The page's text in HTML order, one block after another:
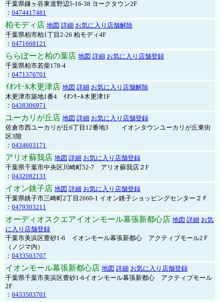
千葉県鎌ヶ谷東道野辺5-16-38 ヨークタウン2F
： 0474417481
柏モディ店 地図 詳細 お気に入り店舗解除
千葉県柏市柏1丁目2-26 柏モディ4F
： 0471668121
ららぽーと柏の葉店 地図 詳細 お気に入り店舗登録
千葉県柏市若柴178-4
： 0471376701
ｲｵﾝﾓｰﾙ木更津店 地図 詳細 お気に入り店舗解除
木更津市築地1番4 ｲｵﾝﾓｰﾙ木更津1F
： 0438306971
ユーカリが丘店 地図 詳細 お気に入り店舗登録
佐倉市西ユーカリが丘6丁目12番地3 イオンタウンユーカリが丘東街
区3階
： 0434603171
アリオ蘇我店 地図 詳細 お気に入り店舗登録
千葉県千葉市中央区川崎町52-7 アリオ蘇我店２F
： 0432082131
イオン銚子店 地図 詳細 お気に入り店舗登録
千葉県銚子市三崎町2丁目2660-1 イオン銚子ショッピングセンター２Ｆ
： 0479303211
オーディオスクエアイオンモール幕張新都心店 地図 詳細 お気
に入り店舗登録
千葉市美浜区豊砂1-6 イオンモール幕張新都心 アクティブモール2Ｆ
（ノジマ内）
： 0433503707
イオンモール幕張新都心店 地図 詳細 お気に入り店舗登録
千葉県千葉市美浜区豊砂1-6イオンモール幕張新都心 アクティブモール
2F
： 0433503701